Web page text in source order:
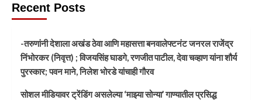
Recent Posts
-तरुणांनी देशाला अखंड ठेवा आणि महासत्ता बनवालेफ्टनंट जनरल राजेंद्र
निंभोरकर (निवृत्त) ; विजयसिंह घाडगे, रणजीत पाटील, देवा चव्हाण यांना शौर्य
पुरस्कार; पवन माने, निलेश भोरडे यांचाही गौरव
सोशल मीडियावर ट्रेंडिंग असलेल्या ‘माझ्या सोन्या’ गाण्यातील प्रसिद्ध